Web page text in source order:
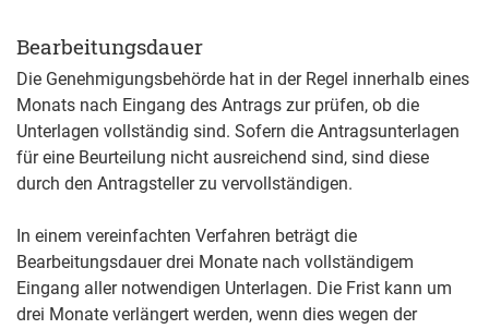
Bearbeitungsdauer
Die Genehmigungsbehörde hat in der Regel innerhalb eines
Monats nach Eingang des Antrags zur prüfen, ob die
Unterlagen vollständig sind. Sofern die Antragsunterlagen
für eine Beurteilung nicht ausreichend sind, sind diese
durch den Antragsteller zu vervollständigen.
In einem vereinfachten Verfahren beträgt die
Bearbeitungsdauer drei Monate nach vollständigem
Eingang aller notwendigen Unterlagen. Die Frist kann um
drei Monate verlängert werden, wenn dies wegen der